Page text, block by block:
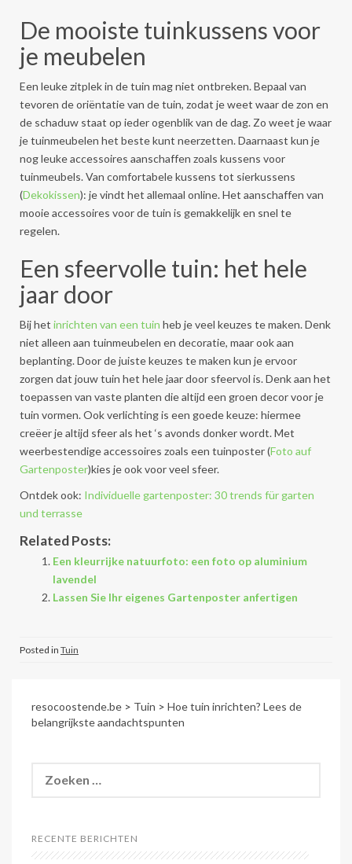
De mooiste tuinkussens voor
je meubelen
Een leuke zitplek in de tuin mag niet ontbreken. Bepaal van
tevoren de oriëntatie van de tuin, zodat je weet waar de zon en
de schaduw staat op ieder ogenblik van de dag. Zo weet je waar
je tuinmeubelen het beste kunt neerzetten. Daarnaast kun je
nog leuke accessoires aanschaffen zoals kussens voor
tuinmeubels. Van comfortabele kussens tot sierkussens
(Dekokissen): je vindt het allemaal online. Het aanschaffen van
mooie accessoires voor de tuin is gemakkelijk en snel te
regelen.
Een sfeervolle tuin: het hele
jaar door
Bij het inrichten van een tuin heb je veel keuzes te maken. Denk
niet alleen aan tuinmeubelen en decoratie, maar ook aan
beplanting. Door de juiste keuzes te maken kun je ervoor
zorgen dat jouw tuin het hele jaar door sfeervol is. Denk aan het
toepassen van vaste planten die altijd een groen decor voor je
tuin vormen. Ook verlichting is een goede keuze: hiermee
creëer je altijd sfeer als het ‘s avonds donker wordt. Met
weerbestendige accessoires zoals een tuinposter (Foto auf
Gartenposter)kies je ook voor veel sfeer.
Ontdek ook: Individuelle gartenposter: 30 trends für garten
und terrasse
Related Posts:
Een kleurrijke natuurfoto: een foto op aluminium
lavendel
Lassen Sie Ihr eigenes Gartenposter anfertigen
Posted in Tuin
resocoostende.be > Tuin > Hoe tuin inrichten? Lees de
belangrijkste aandachtspunten
naar:
RECENTE BERICHTEN